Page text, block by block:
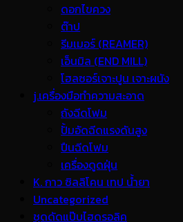
ดอกไขควง
ต๊าป
รีมเมอร์ (REAMER)
เอ็นมิล (END MILL)
โฮลซอร์เจาะปูน เจาะผนัง
j.เครื่องมือทำความสะอาด
ถังฉีดโฟม
ปั้มอัดฉีดแรงดันสูง
ปืนฉีดโฟม
เครื่องดูดฝุ่น
K. กาว ซิลลิโคน เทป น้ำยา
Uncategorized
ชุดดัดแป๊บไฮดรอลิค